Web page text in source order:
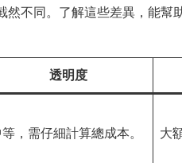
不同。了解這些差異，能幫
透明度
，需仔細計算總成本。 大